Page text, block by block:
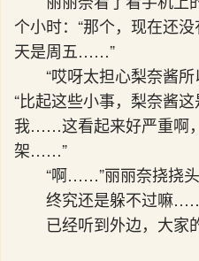
个小时：“那个，现在还
天是周五……”
“哎呀太担心梨奈酱所
“比起这些小事，梨奈酱
我……这看起来好严重啊
架……”
“啊……”丽丽奈挠挠头
终究还是躲不过嘛
已经听到外边，大家